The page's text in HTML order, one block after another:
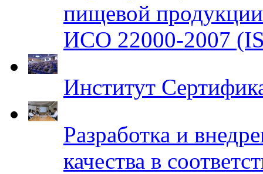
пищевой
ИСО 22000-2007
Институт
Разработка и
качества в